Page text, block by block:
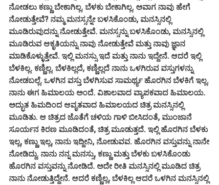
ನೋಡಲು ಕಣ್ಣು ಬೇಕಾಗಿಲ್ಲ. ಬೆಳಕು ಬೇಕಾಗಿಲ್ಲ. ಅವಾಗ ನಾವು ಹೇಗೆ
ನೋಡುತ್ತೇವೆ? ನಮ್ಮ ಮನಸ್ಸನ್ನೇ ಬಳಸಿಕೊಂಡು, ಮನಸ್ಸಿನಲ್ಲಿ
ಮೂಡಿರುವುದನ್ನು ನೋಡುತ್ತೇವೆ. ಮನಸ್ಸನ್ನು ಬಳಸಿಕೊಂಡು, ಮನಸ್ಸಿನಲ್ಲಿ
ಮೂಡಿರುವ ಆಕೃತಿಯನ್ನು ನಾವು ನೋಡುತ್ತೇವೆ ಮತ್ತು ನಾವು ಜ್ಞಾನ
ಮಾಡಿಕೊಳ್ಳುತ್ತೇವೆ. ಇಲ್ಲಿ ಮನಸ್ಸು ಇದೆ ಮತ್ತು ನಾನು ಇದ್ದೇನೆ. ಆದರೆ ಇಲ್ಲಿ
ಬೆಳಕಿಲ್ಲ. ಕಣ್ಣಿಲ್ಲ. ಬೆಳಕಿಲ್ಲದೆ, ಕಣ್ಣಿಲ್ಲದೆ ನಾನು ಒಳಗಿರುವ ವಸ್ತುಗಳನ್ನು
ನೋಡಬಲ್ಲೆ. ಒಳಗಿನ ವಸ್ತು ಬೆಳಗಿಸುವ ಸಾಮರ್ಥ್ಯ ಹೊರಗಿನ ಬೆಳಕಿಗೆ ಇಲ್ಲ.
ನಾನು ಈಗ ಹಿಮಾಲಯ ಅಂದೆ. ವಿಶಾಲವಾದ ವ್ಯಾಪಕವಾದ ಹಿಮಾಲಯ.
ಅದ್ಭುತ ಹಿಮದಿಂದ ಆವೃತವಾದ ಹಿಮಾಲಯದ ಚಿತ್ರ ಮನಸ್ಸಿನಲ್ಲಿ
ಮೂಡಿತು. ಆ ಚಿತ್ರದ ಜೊತೆಗೆ ಚಳಿಯ ಗಾಳಿ ಬೀಸಿದಂತೆ, ಮುಂಜಾನೆ
ಸೂರ್ಯನ ಕಿರಣ ಮೂಡಿದಂತೆ, ಚಿತ್ರ ಮೂಡುತ್ತದೆ. ಇಲ್ಲಿ ಹೊರಗಿನ ಬೆಳಕು
ಇಲ್ಲ, ಕಣ್ಣು ಇಲ್ಲ, ನಾನು ಇದ್ದೀನಿ, ನೋಡುವವ. ಹೊರಗಿನ ವಸ್ತುವನ್ನು ನಾನೇ
ನೋಡಿದ್ದು. ನಾನು ನನ್ನ ಮನಸ್ಸು, ಕಣ್ಣು ಮತ್ತು ಬೆಳಕು ಬಳಸಿಕೊಂಡು
ಹೊರಗಿನ ವಸ್ತುವನ್ನು ನೋಡಿದೆ. ಅದೇ ರೀತಿ ಮನಸ್ಸಿನಲ್ಲಿ ಮೂಡಿದ ಚಿತ್ರ
ನಾನು ನೋಡುತ್ತಿದ್ದೇನೆ. ಆದರೆ ಕಣ್ಣಿಲ್ಲ, ಬೆಳಕಿಲ್ಲ ಆದರೆ ಒಳಗಿನ ಮನಸ್ಸಿನಲ್ಲಿ